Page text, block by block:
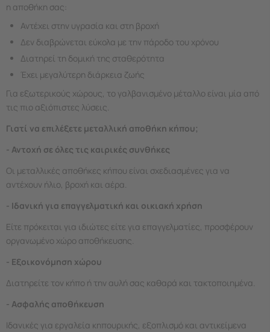
η αποθήκη σας:
Αντέχει στην υγρασία και στη βροχή
Δεν διαβρώνεται εύκολα με την πάροδο του χρόνου
Διατηρεί τη δομική της σταθερότητα
Έχει μεγαλύτερη διάρκεια ζωής
Για εξωτερικούς χώρους, το γαλβανισμένο μέταλλο είναι μία από
τις πιο αξιόπιστες λύσεις.
Γιατί να επιλέξετε μεταλλική αποθήκη κήπου;
- Αντοχή σε όλες τις καιρικές συνθήκες
Οι μεταλλικές αποθήκες κήπου είναι σχεδιασμένες για να
αντέχουν ήλιο, βροχή και αέρα.
- Ιδανική για επαγγελματική και οικιακή χρήση
Είτε πρόκειται για ιδιώτες είτε για επαγγελματίες, προσφέρουν
οργανωμένο χώρο αποθήκευσης.
- Εξοικονόμηση χώρου
Διατηρείτε τον κήπο ή την αυλή σας καθαρά και τακτοποιημένα.
- Ασφαλής αποθήκευση
Ιδανικές για εργαλεία κηπουρικής, εξοπλισμό και αντικείμενα